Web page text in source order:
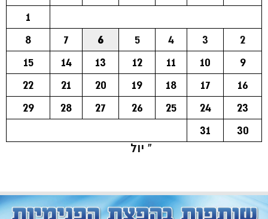
1
2
3
4
5
6
7
8
9
10
11
12
13
14
15
16
17
18
19
20
21
22
23
24
25
26
27
28
29
30
31
« יול